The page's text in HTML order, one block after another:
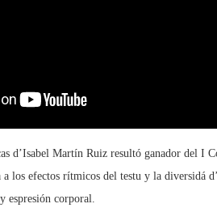
d’Isabel Martín Ruiz resultó ganador del I
a los efectos rítmicos del testu y la diversidá
espresión corporal.